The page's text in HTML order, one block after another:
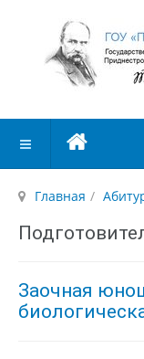
Главная
Заочная